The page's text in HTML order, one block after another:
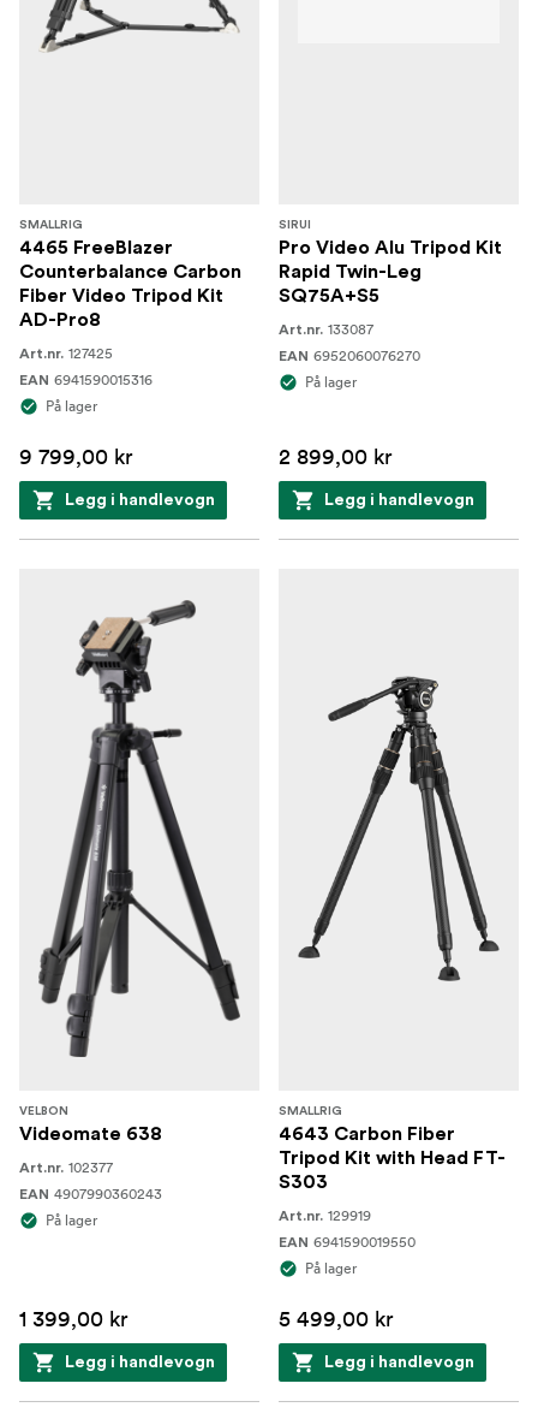
SMALLRIG
4465 FreeBlazer
Counterbalance Carbon
Fiber Video Tripod Kit
AD-Pro8
Art.nr. 127425
EAN 6941590015316
På lager
9 799,00 kr
Legg i handlevogn
SIRUI
Pro Video Alu Tripod Kit
Rapid Twin-Leg
SQ75A+S5
Art.nr. 133087
EAN 6952060076270
På lager
2 899,00 kr
Legg i handlevogn
VELBON
Videomate 638
Art.nr. 102377
EAN 4907990360243
På lager
1 399,00 kr
Legg i handlevogn
SMALLRIG
4643 Carbon Fiber
Tripod Kit with Head FT-
S303
Art.nr. 129919
EAN 6941590019550
På lager
5 499,00 kr
Legg i handlevogn